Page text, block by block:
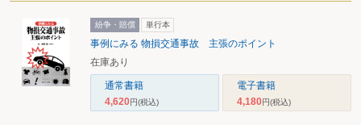
紛争・賠償 単行本
事例にみる 物損交通事故 主張のポイント
在庫あり
通常書籍
4,620円(税込)
電子書籍
4,180円(税込)